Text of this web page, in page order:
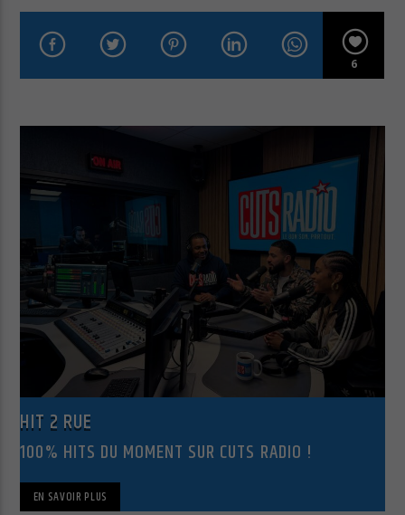
EN CE MOMENT
SMOKIN' & DRINKIN'
Cuts Radio
Cuts Hip Hop R&B
Cuts Latino
Cuts Pop Rock
6
HIT 2 RUE
100% HITS DU MOMENT SUR CUTS RADIO !
EN SAVOIR PLUS